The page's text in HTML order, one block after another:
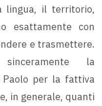
lingua, il territorio,
esattamente con
e trasmettere.
la
Paolo per la fattiva
in generale, quanti